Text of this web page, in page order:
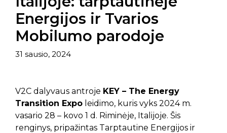
Energijos ir Tvarios
Mobilumo parodoje
31 sausio, 2024
V2C dalyvaus antroje KEY – The Energy
Transition Expo leidimo, kuris vyks 2024 m.
vasario 28 – kovo 1 d. Riminėje, Italijoje. Šis
renginys, pripažintas Tarptautine Energijos ir